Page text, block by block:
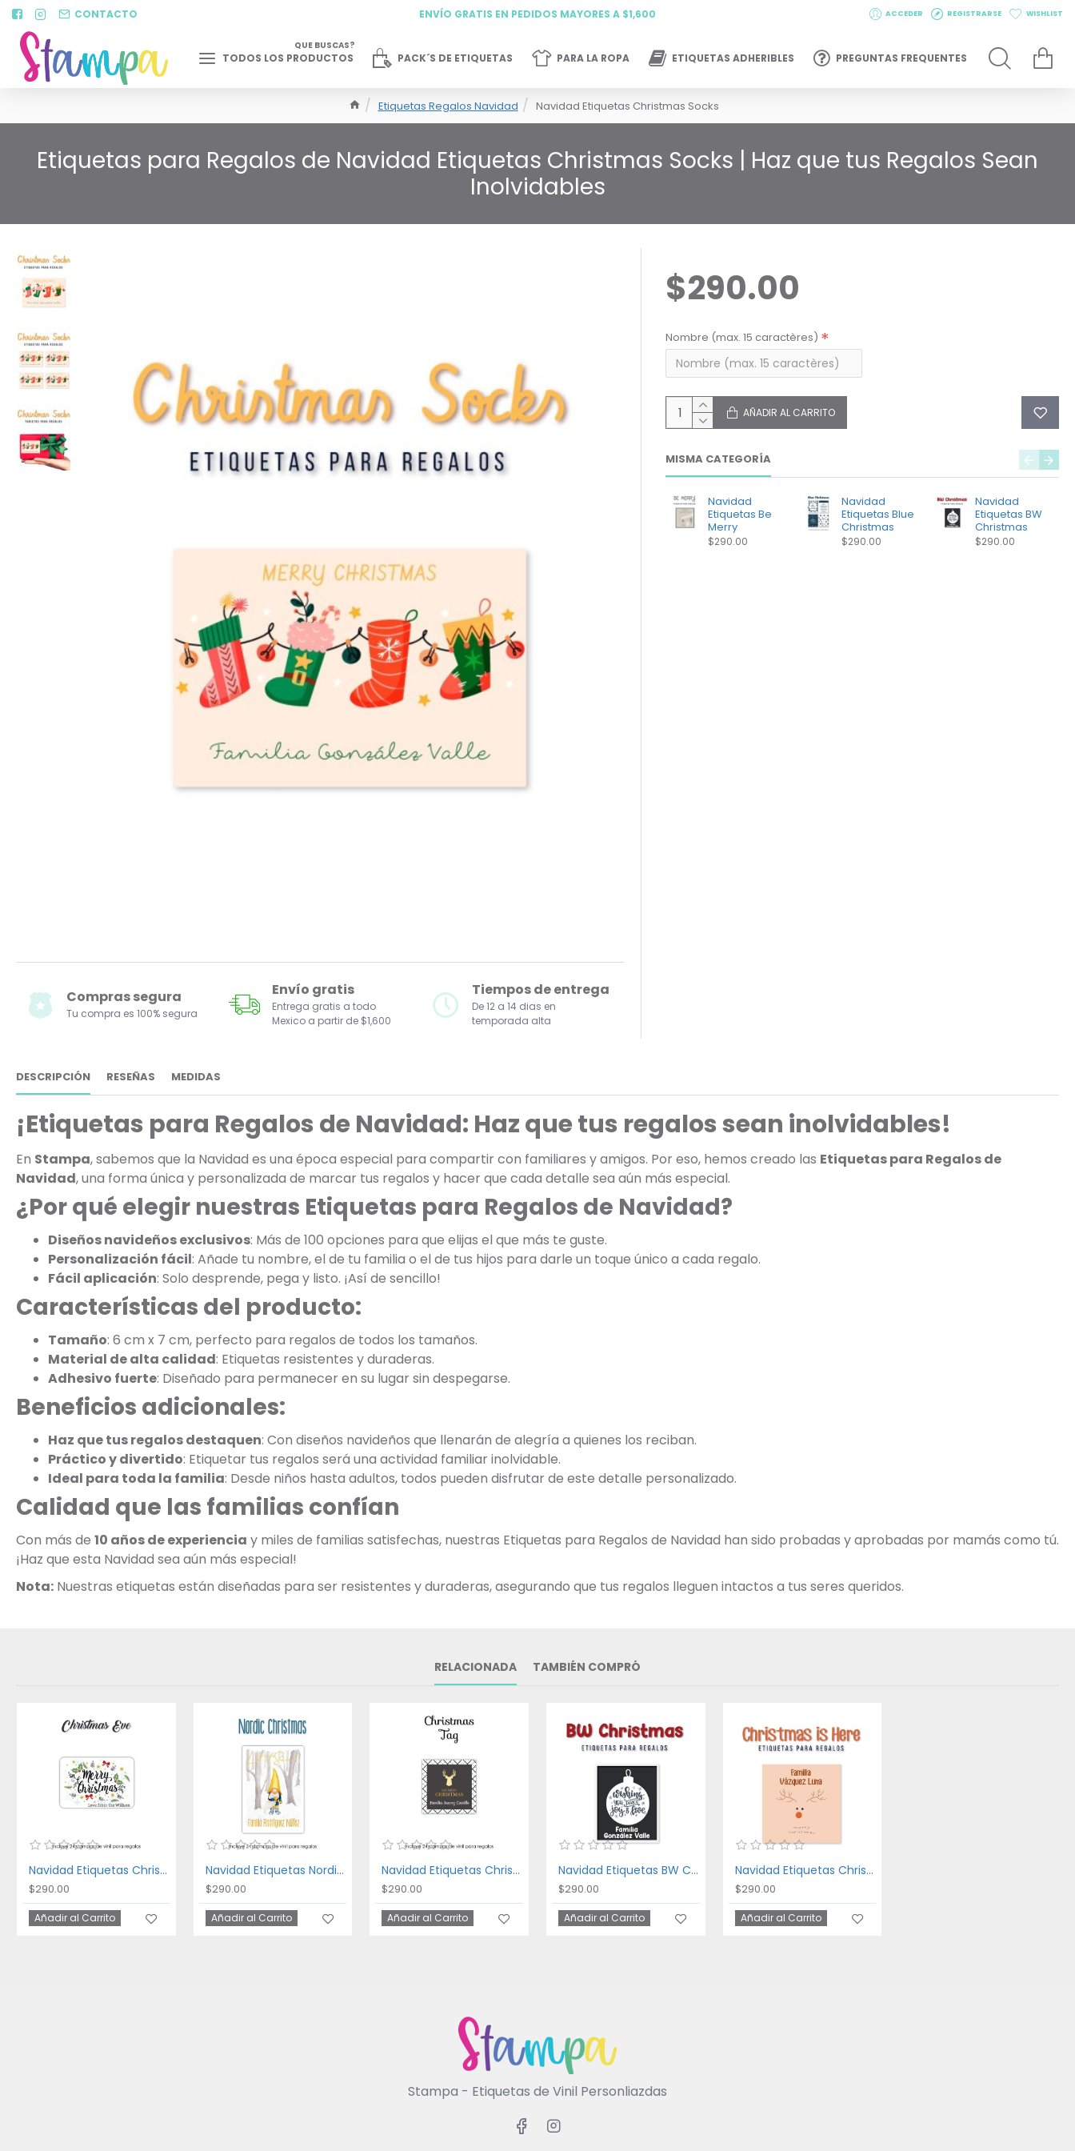
CONTACTO ENVÍO GRATIS EN PEDIDOS MAYORES A $1,600 ACCEDER REGISTRARSE WISHLIST
TODOS LOS PRODUCTOS
QUE BUSCAS?
PACK´S DE ETIQUETAS PARA LA ROPA ETIQUETAS ADHERIBLES PREGUNTAS FREQUENTES
Etiquetas Regalos Navidad Navidad Etiquetas Christmas Socks
Etiquetas para Regalos de Navidad Etiquetas Christmas Socks | Haz que tus Regalos Sean
Inolvidables
Compras segura
Tu compra es 100% segura
Envío gratis
Entrega gratis a todo
Mexico a partir de $1,600
Tiempos de entrega
De 12 a 14 dias en
temporada alta
$290.00
Nombre (max. 15 caractères)
AÑADIR AL CARRITO
MISMA CATEGORÍA
Navidad
Etiquetas Be
Merry
$290.00
Navidad
Etiquetas Blue
Christmas
$290.00
Navidad
Etiquetas BW
Christmas
$290.00
DESCRIPCIÓN RESEÑAS MEDIDAS
¡Etiquetas para Regalos de Navidad: Haz que tus regalos sean inolvidables!
En Stampa, sabemos que la Navidad es una época especial para compartir con familiares y amigos. Por eso, hemos creado las Etiquetas para Regalos de
Navidad, una forma única y personalizada de marcar tus regalos y hacer que cada detalle sea aún más especial.
¿Por qué elegir nuestras Etiquetas para Regalos de Navidad?
Diseños navideños exclusivos: Más de 100 opciones para que elijas el que más te guste.
Personalización fácil: Añade tu nombre, el de tu familia o el de tus hijos para darle un toque único a cada regalo.
Fácil aplicación: Solo desprende, pega y listo. ¡Así de sencillo!
Características del producto:
Tamaño: 6 cm x 7 cm, perfecto para regalos de todos los tamaños.
Material de alta calidad: Etiquetas resistentes y duraderas.
Adhesivo fuerte: Diseñado para permanecer en su lugar sin despegarse.
Beneficios adicionales:
Haz que tus regalos destaquen: Con diseños navideños que llenarán de alegría a quienes los reciban.
Práctico y divertido: Etiquetar tus regalos será una actividad familiar inolvidable.
Ideal para toda la familia: Desde niños hasta adultos, todos pueden disfrutar de este detalle personalizado.
Calidad que las familias confían
Con más de 10 años de experiencia y miles de familias satisfechas, nuestras Etiquetas para Regalos de Navidad han sido probadas y aprobadas por mamás como tú.
¡Haz que esta Navidad sea aún más especial!
Nota: Nuestras etiquetas están diseñadas para ser resistentes y duraderas, asegurando que tus regalos lleguen intactos a tus seres queridos.
RELACIONADA TAMBIÉN COMPRÓ
Navidad Etiquetas Christmas Eve
$290.00
Añadir al Carrito
Navidad Etiquetas Nordic Christmas
$290.00
Añadir al Carrito
Navidad Etiquetas Christmas Tag
$290.00
Añadir al Carrito
Navidad Etiquetas BW Christmas
$290.00
Añadir al Carrito
Navidad Etiquetas Christmas is Here
$290.00
Añadir al Carrito
Stampa - Etiquetas de Vinil Personliazdas